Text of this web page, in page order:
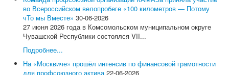
Профстандарты
Комиссия по социально-экономическим вопросам
Правовая защита
Законодательство
Проекты законов, НПА
Судебная практика
Практика правоприменения
Информационная работа
во Всероссийском велопробеге «100 километров — Потому
чТо мы Вместе» 30-06-2026
27 июня 2026 года в Комсомольском муниципальном округе
Чувашской Республики состоялся VII...
Подробнее...
На «Москвиче» прошёл интенсив по финансовой грамотности
для профсоюзного актива 22-06-2026